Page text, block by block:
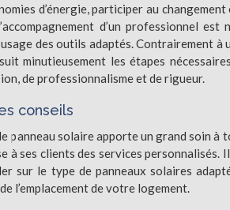
d’énergie, participer au
d’un professionnel
des outils adaptés. Contrairement à
minutieusement les étapes
de professionnalisme et de rigueur.
conseils
panneau solaire apporte un grand soin à
à ses clients des services personnalisés.
sur le type de panneaux solaires
l’emplacement de votre logement.